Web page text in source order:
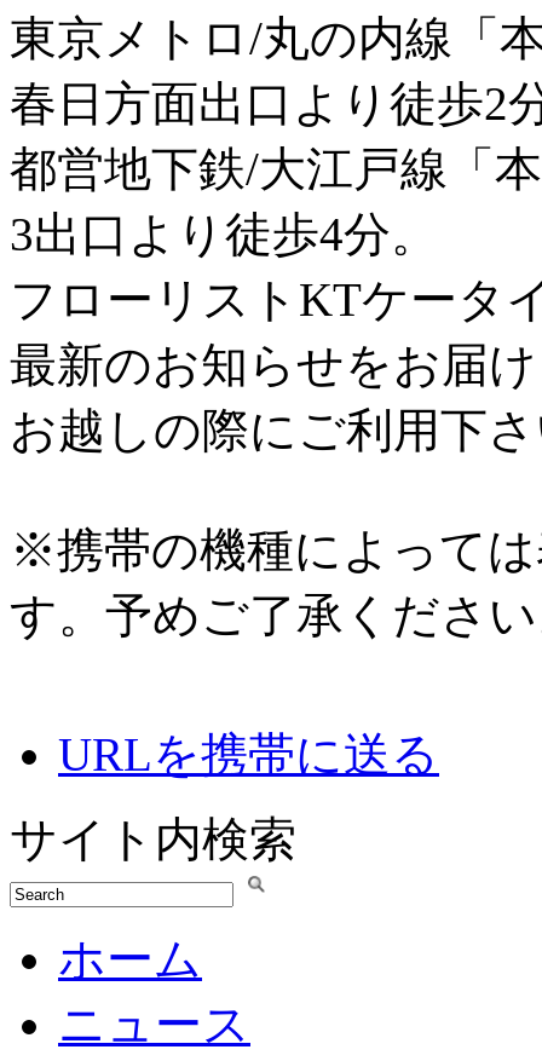
東京メトロ/丸の内線「
春日方面出口より徒歩2
都営地下鉄/大江戸線「
3出口より徒歩4分。
フローリストKTケータ
最新のお知らせをお届
お越しの際にご利用下
※携帯の機種によって
す。予めご了承くださ
URLを携帯に送る
サイト内検索
ホーム
ニュース